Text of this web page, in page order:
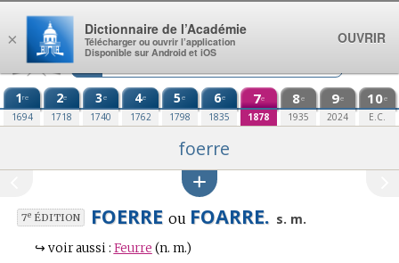
Aller au contenu
1re
1694
2e
1718
3e
1740
4e
1762
5e
1798
6e
1835
7e
1878
8e
1935
9e
2024
10e
E.C.
foerre
7eÉDITION FOERRE ou FOARRE. s. m.
↪ voir aussi : Feurre (n. m.)
×
Dictionnaire de l’Académie
Télécharger ou ouvrir l’application
Disponible sur Android et iOS
OUVRIR